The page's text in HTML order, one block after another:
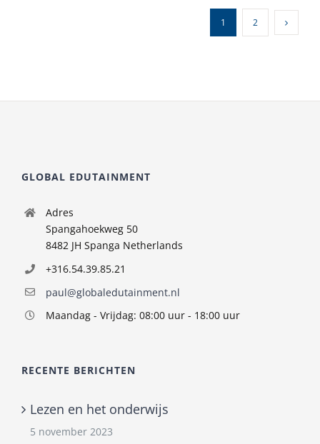
1 2
GLOBAL EDUTAINMENT
Adres
Spangahoekweg 50
8482 JH Spanga Netherlands
+316.54.39.85.21
paul@globaledutainment.nl
Maandag - Vrijdag: 08:00 uur - 18:00 uur
RECENTE BERICHTEN
Lezen en het onderwijs
5 november 2023